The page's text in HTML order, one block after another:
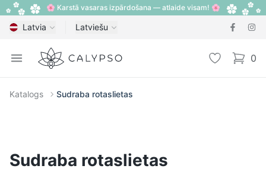
🌸 Karstā vasaras izpārdošana — atlaide visam! 🌸
Latvia Latviešu
Open menu
Calypso Vēlmju 0
items
Katalogs Sudraba rotaslietas
Sudraba rotaslietas